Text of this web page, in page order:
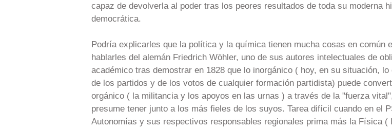
capaz de devolverla al poder tras los peores resultados de toda su moderna
democrática.
Podría explicarles que la política y la química tienen mucha cosas en común
hablarles del alemán Friedrich Wöhler, uno de sus autores intelectuales de
académico tras demostrar en 1828 que lo inorgánico ( hoy, en su situación, lo
de los partidos y de los votos de cualquier formación partidista) puede
orgánico ( la militancia y los apoyos en las urnas ) a través de la "fuerza
presume tener junto a los más fieles de los suyos. Tarea difícil cuando en el
Autonomías y sus respectivos responsables regionales prima más la Física (